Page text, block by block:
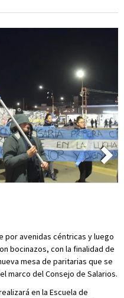
por avenidas céntricas y luego
bocinazos, con la finalidad de
mesa de paritarias que se
marco del Consejo de Salarios.
en la Escuela de